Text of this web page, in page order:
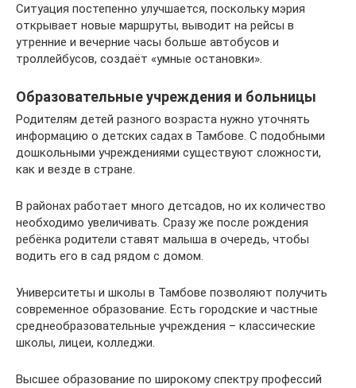
Ситуация постепенно улучшается, поскольку мэрия
открывает новые маршруты, выводит на рейсы в
утренние и вечерние часы больше автобусов и
троллейбусов, создаёт «умные остановки».
Образовательные учреждения и больницы
Родителям детей разного возраста нужно уточнять
информацию о детских садах в Тамбове. С подобными
дошкольными учреждениями существуют сложности,
как и везде в стране.
В районах работает много детсадов, но их количество
необходимо увеличивать. Сразу же после рождения
ребёнка родители ставят малыша в очередь, чтобы
водить его в сад рядом с домом.
Университеты и школы в Тамбове позволяют получить
современное образование. Есть городские и частные
среднеобразовательные учреждения – классические
школы, лицеи, колледжи.
Высшее образование по широкому спектру профессий